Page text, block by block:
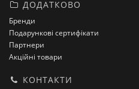
ДОДАТКОВО
Бренди
Подарункові сертифікати
Партнери
Акційні товари
КОНТАКТИ